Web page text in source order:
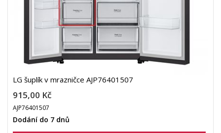
LG šuplík v mrazničce AJP76401507
915,00 Kč
AJP76401507
Dodání do 7 dnů